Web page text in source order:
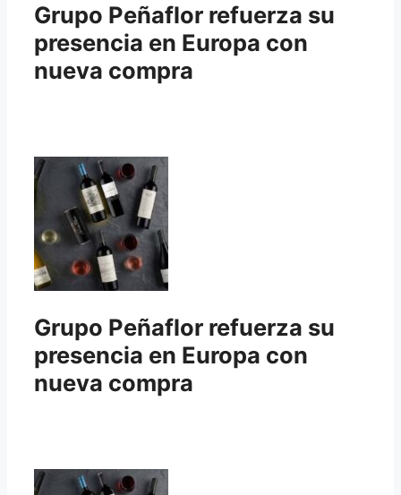
Grupo Peñaflor refuerza su
presencia en Europa con
nueva compra
Grupo Peñaflor refuerza su
presencia en Europa con
nueva compra